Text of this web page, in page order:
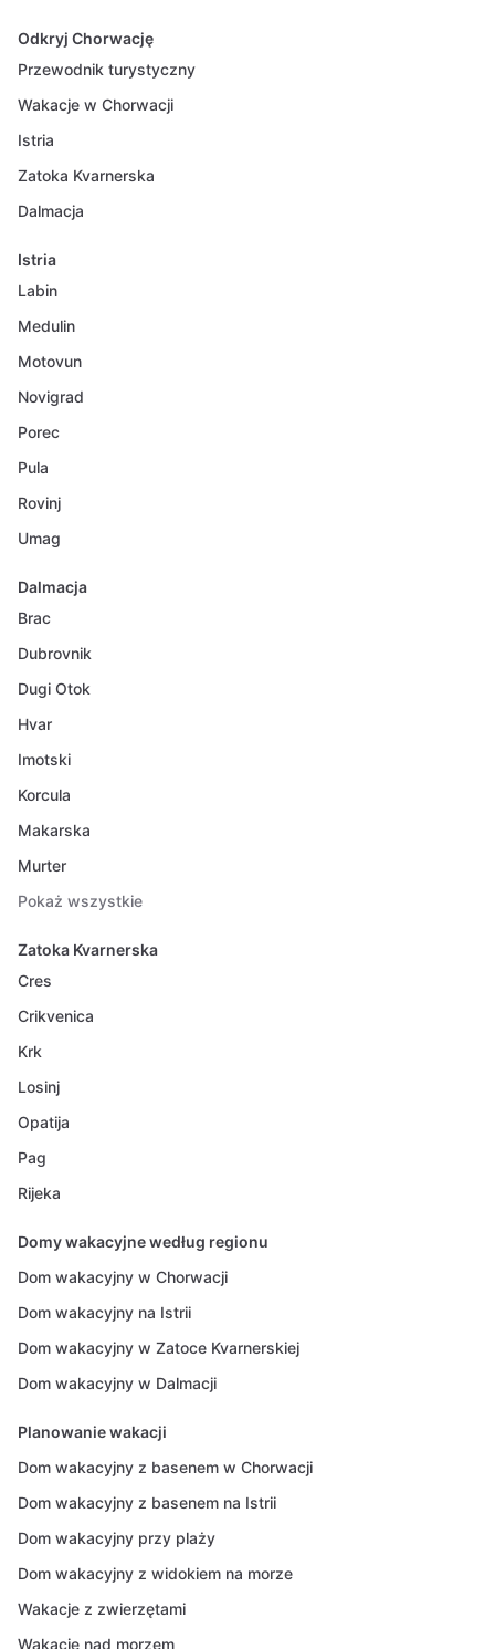
Odkryj Chorwację
Przewodnik turystyczny
Wakacje w Chorwacji
Istria
Zatoka Kvarnerska
Dalmacja
Istria
Labin
Medulin
Motovun
Novigrad
Porec
Pula
Rovinj
Umag
Dalmacja
Brac
Dubrovnik
Dugi Otok
Hvar
Imotski
Korcula
Makarska
Murter
Pokaż wszystkie
Zatoka Kvarnerska
Cres
Crikvenica
Krk
Losinj
Opatija
Pag
Rijeka
Domy wakacyjne według regionu
Dom wakacyjny w Chorwacji
Dom wakacyjny na Istrii
Dom wakacyjny w Zatoce Kvarnerskiej
Dom wakacyjny w Dalmacji
Planowanie wakacji
Dom wakacyjny z basenem w Chorwacji
Dom wakacyjny z basenem na Istrii
Dom wakacyjny przy plaży
Dom wakacyjny z widokiem na morze
Wakacje z zwierzętami
Wakacje nad morzem